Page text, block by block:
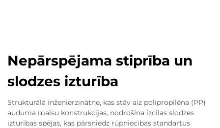
Nepārspējama stiprība un
slodzes izturība
Strukturālā inženierzinātne, kas stāv aiz polipropilēna (PP)
auduma maisu konstrukcijas, nodrošina izcilas slodzes
izturības spējas, kas pārsniedz rūpniecības standartus